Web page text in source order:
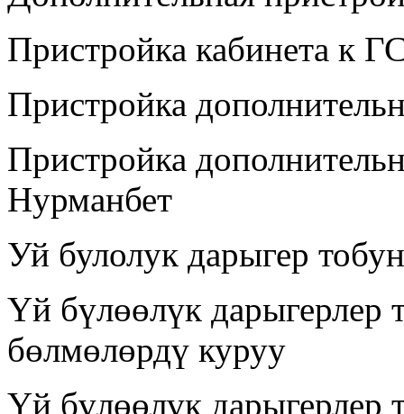
Пристройка кабинета к
Пристройка
Пристройка
Нурманбет
Уй булолук дарыгер
Үй бүлөөлүк дарыгерлер
бөлмөлөрдү куруу
Үй бүлөөлүк дарыгерлер